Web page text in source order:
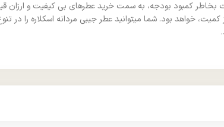
کمیت، خواهد بود. شما میتوانید عطر جیبی مردانه اسکلاره